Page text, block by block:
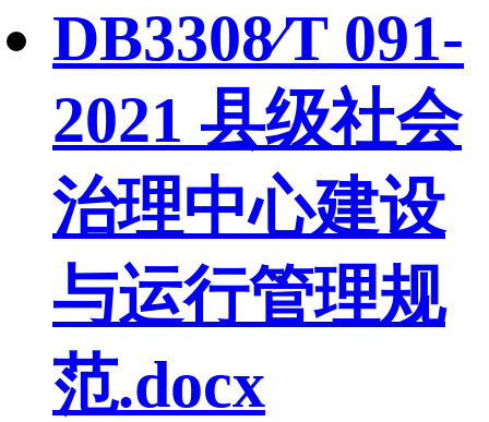
DB3308∕T 091-
2021 县级社会
治理中心建设
与运行管理规
范.docx